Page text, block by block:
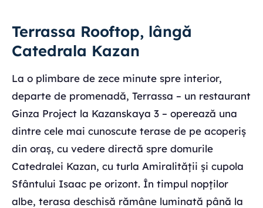
Terrassa Rooftop, lângă
Catedrala Kazan
La o plimbare de zece minute spre interior,
departe de promenadă, Terrassa – un restaurant
Ginza Project la Kazanskaya 3 – operează una
dintre cele mai cunoscute terase de pe acoperiș
din oraș, cu vedere directă spre domurile
Catedralei Kazan, cu turla Amiralității și cupola
Sfântului Isaac pe orizont. În timpul nopților
albe, terasa deschisă rămâne luminată până la